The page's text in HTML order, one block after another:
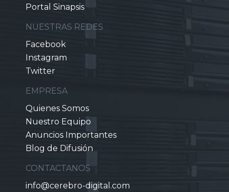
Portal Sinapsis
NUESTRAS REDES
Facebook
Instagram
Twitter
EMPRESA
Quienes Somos
Nuestro Equipo
Anuncios Importantes
Blog de Difusión
CONTACTANOS
info@cerebro-digital.com